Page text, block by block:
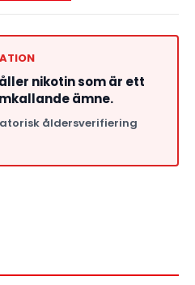
nikotin som är ett
ämne.
åldersverifiering